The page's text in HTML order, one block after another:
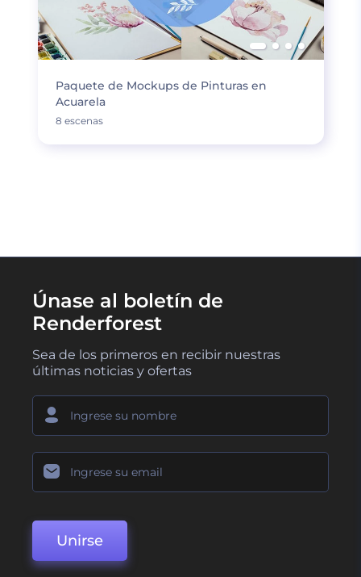
Paquete de Mockups de Pinturas en
Acuarela
8 escenas
Únase al boletín de
Renderforest
Sea de los primeros en recibir nuestras
últimas noticias y ofertas
Unirse